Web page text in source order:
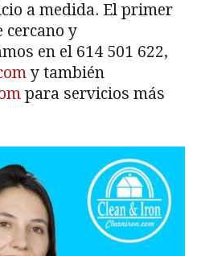
a medida. El primer
cercano y
en el 614 501 622,
y también
para servicios más